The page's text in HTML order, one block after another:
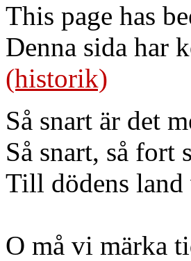
This page has
Denna sida har
(historik)
Så snart är det
Så snart, så fort
Till dödens land
O må vi märka